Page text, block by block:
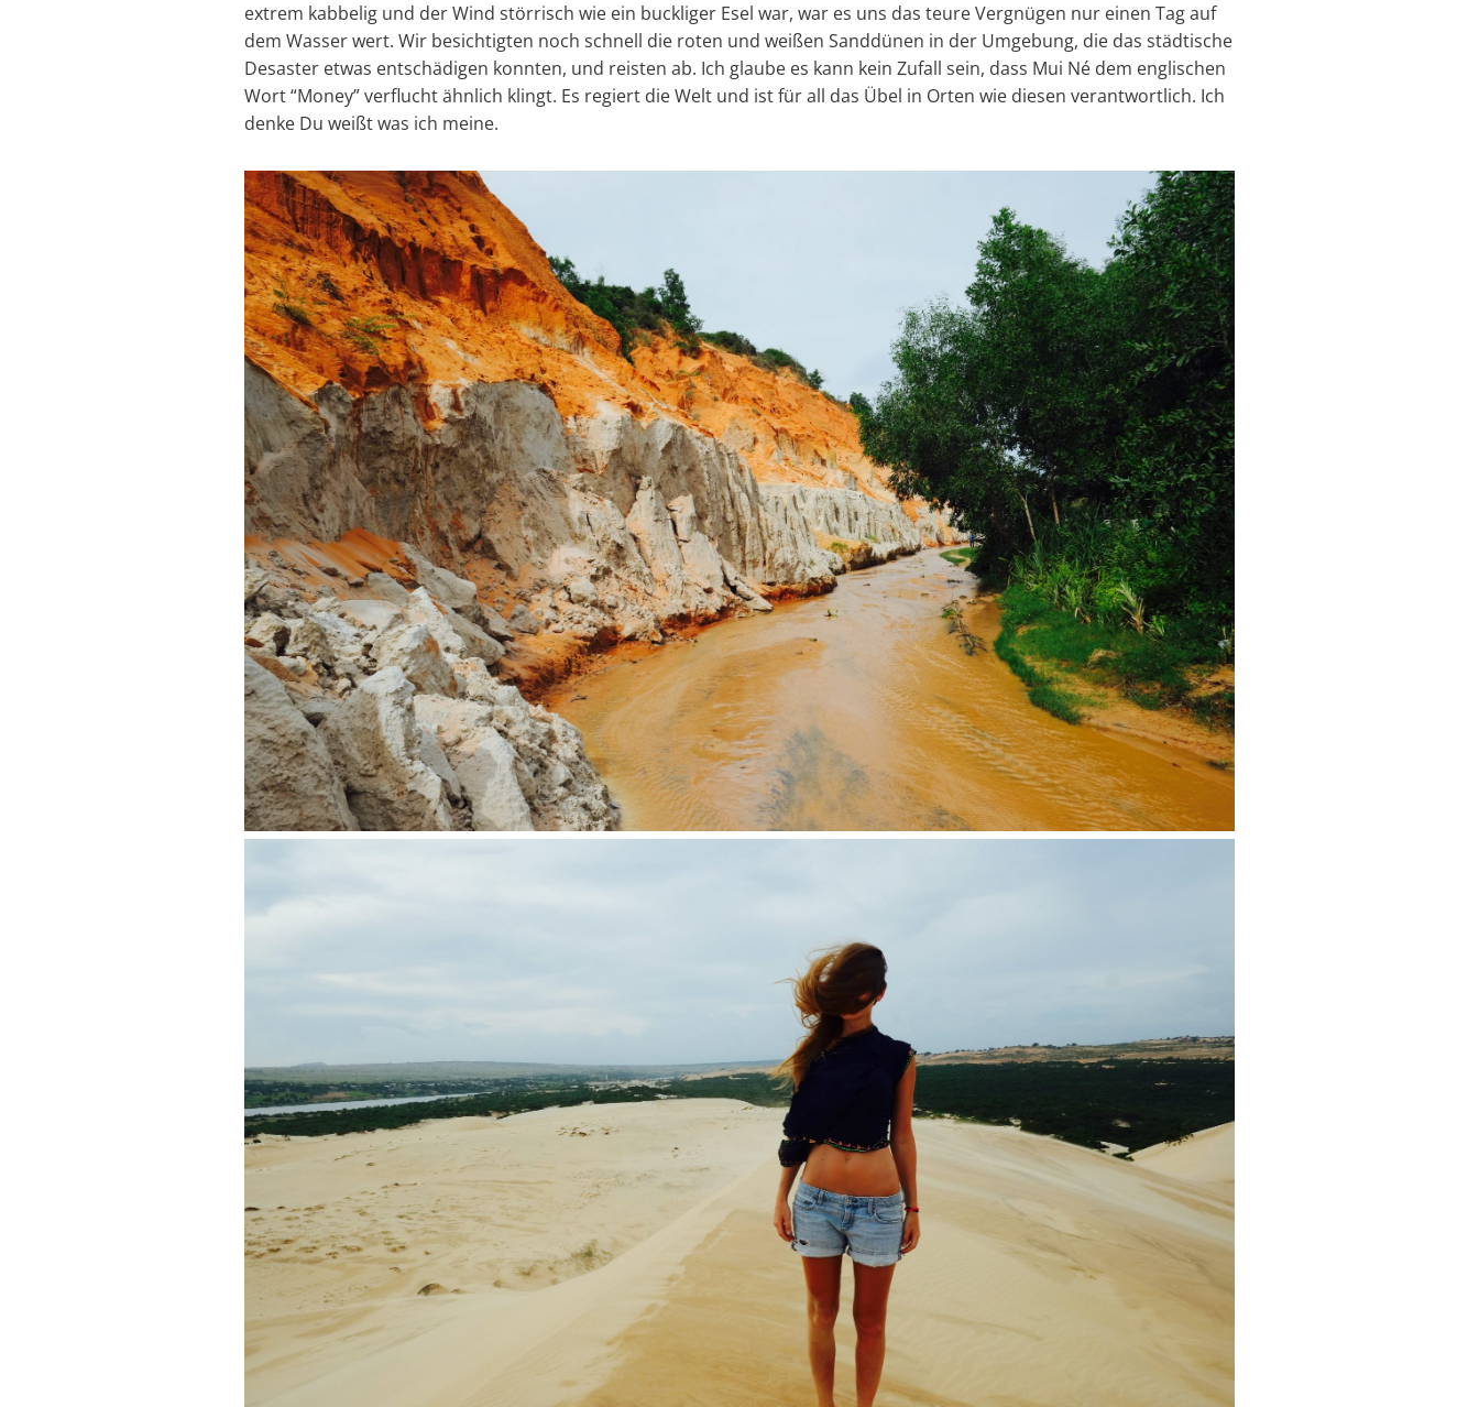
extrem kabbelig und der Wind störrisch wie ein buckliger Esel war, war es uns das teure Vergnügen nur einen Tag auf
dem Wasser wert. Wir besichtigten noch schnell die roten und weißen Sanddünen in der Umgebung, die das städtische
Desaster etwas entschädigen konnten, und reisten ab. Ich glaube es kann kein Zufall sein, dass Mui Né dem englischen
Wort “Money” verflucht ähnlich klingt. Es regiert die Welt und ist für all das Übel in Orten wie diesen verantwortlich. Ich
denke Du weißt was ich meine.